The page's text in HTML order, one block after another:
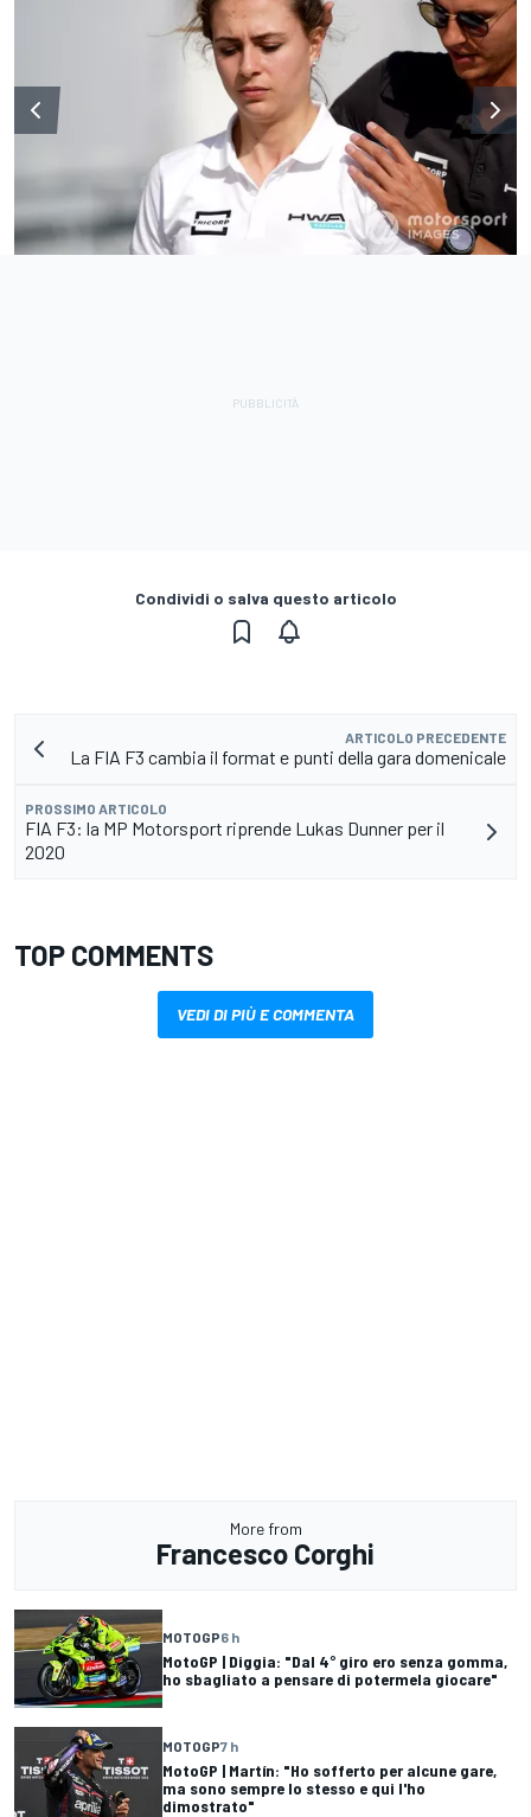
Condividi o salva questo articolo
ARTICOLO PRECEDENTE
La FIA F3 cambia il format e punti della gara domenicale
PROSSIMO ARTICOLO
FIA F3: la MP Motorsport riprende Lukas Dunner per il
2020
TOP COMMENTS
VEDI DI PIÙ E COMMENTA
More from
Francesco Corghi
MOTOGP6 h
MotoGP | Diggia: "Dal 4° giro ero senza gomma,
ho sbagliato a pensare di potermela giocare"
MOTOGP7 h
MotoGP | Martín: "Ho sofferto per alcune gare,
ma sono sempre lo stesso e qui l'ho
dimostrato"